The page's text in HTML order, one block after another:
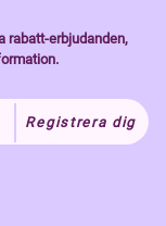
rabatt-erbjudanden,
Registrera dig